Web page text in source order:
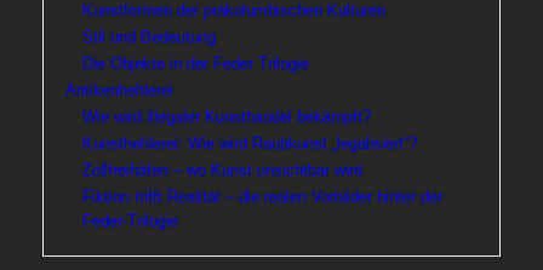
Kunstformen der präkolumbischen Kulturen
Stil und Bedeutung
Die Objekte in der Feder Trilogie
Antikenhehlerei
Wie wird illegaler Kunsthandel bekämpft?
Kunsthehlerei: Wie wird Raubkunst „legalisiert“?
Zollfreihäfen – wo Kunst unsichtbar wird
Fiktion trifft Realität – die realen Vorbilder hinter der
Feder-Trilogie